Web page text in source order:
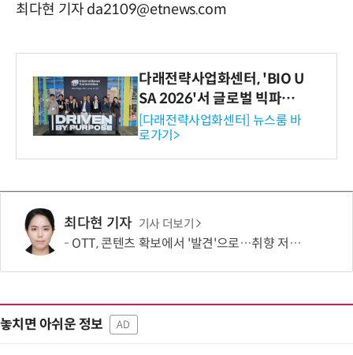
최다현 기자 da2109@etnews.com
다래전략사업화센터, 'BIO U
SA 2026'서 글로벌 빅파마
와의 비즈니스 미팅 지원…K
-바이오 해외 진출 교두보 확
보
[다래전략사업화센터] 뉴스룸 바
로가기>
최다현 기자 기사 더보기
OTT, 콘텐츠 확보에서 '발견'으로…취향 저격이 이탈 막는다
놓치면 아쉬운 정보 AD